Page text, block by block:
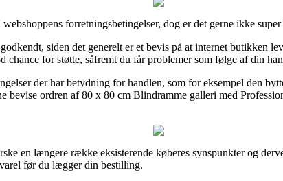
forretningsbetingelser, dog er det gerne ikke super
siden det generelt er et bevis på at internet butikken
for støtte, såfremt du får problemer som følge af din
der har betydning for handlen, som for eksempel den
bevise ordren af 80 x 80 cm Blindramme galleri med
en længere række eksisterende køberes synspunkter og
før du lægger din bestilling.